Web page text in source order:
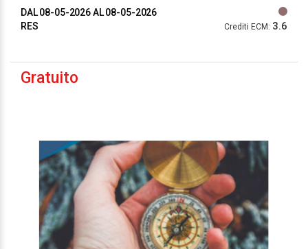
DAL 08-05-2026AL 08-05-2026
RES
Crediti ECM: 3.6
Gratuito